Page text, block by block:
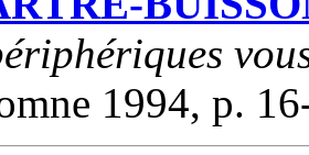
1994, p.